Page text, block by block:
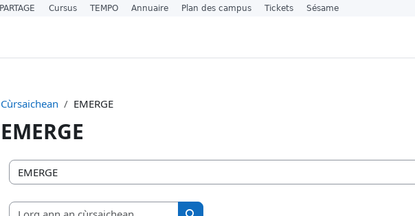
Cùrsaichean EMERGE
EMERGE
Caiteagoiridhean cùrsa
Lorg ann an cùrsaichean
PARTAGE Cursus TEMPO Annuaire Plan des campus Tickets Sésame